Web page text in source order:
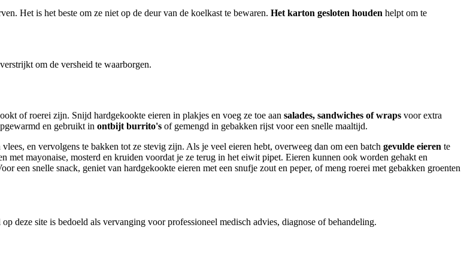
Het is het beste om ze niet op de deur van de koelkast te bewaren. Het karton gesloten houden helpt om te
om de versheid te waarborgen.
of roerei zijn. Snijd hardgekookte eieren in plakjes en voeg ze toe aan salades, sandwiches of wraps voor extra
en gebruikt in ontbijt burrito's of gemengd in gebakken rijst voor een snelle maaltijd.
en vervolgens te bakken tot ze stevig zijn. Als je veel eieren hebt, overweeg dan om een batch gevulde eieren te
met mayonaise, mosterd en kruiden voordat je ze terug in het eiwit pipet. Eieren kunnen ook worden gehakt en
een snelle snack, geniet van hardgekookte eieren met een snufje zout en peper, of meng roerei met gebakken groenten
deze site is bedoeld als vervanging voor professioneel medisch advies, diagnose of behandeling.